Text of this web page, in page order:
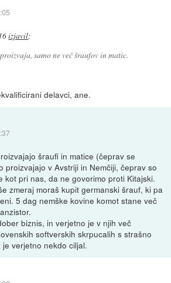
izjavil:
samo ne več šraufov in matic.
delavci, ane.
šraufi in matice (čeprav se
proizvajajo v Avstriji in Nemčiji, čeprav so
kot pri nas, da ne govorimo proti Kitajski.
zmeraj moraš kupit germanski šrauf, ki pa
5 dag nemške kovine komot stane več
biznis, in verjetno je v njih več
softverskih skrpucalih s strašno
verjetno nekdo ciljal.